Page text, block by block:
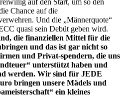
auf den Start, um so den
Chance auf die
Und die „Männerquote“
quasi sein Debüt geben wird.
die finanziellen Mittel für die
und das ist gar nicht so
und Privat-spendern, die uns
unterstützt haben und
werden. Wir sind für JEDE
bringen unsere Mädels und
ein kleines